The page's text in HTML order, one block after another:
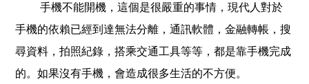
手機不能開機，這個是很嚴重的事情，現代人對於
手機的依賴已經到達無法分離，通訊軟體，金融轉帳，搜
尋資料，拍照紀錄，搭乘交通工具等等，都是靠手機完成
的。如果沒有手機，會造成很多生活的不方便。